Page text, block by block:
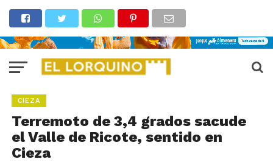
CIEZA
Terremoto de 3,4 grados sacude
el Valle de Ricote, sentido en
Cieza